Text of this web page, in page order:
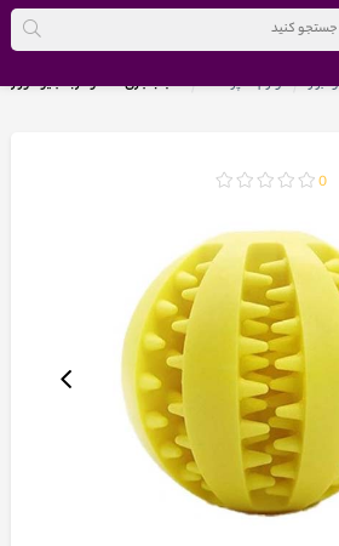
ابزار لوازم آشپزخانه اسباب بازی سگ و گربه بایو
0